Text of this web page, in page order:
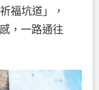
福坑道」，
，一路通往